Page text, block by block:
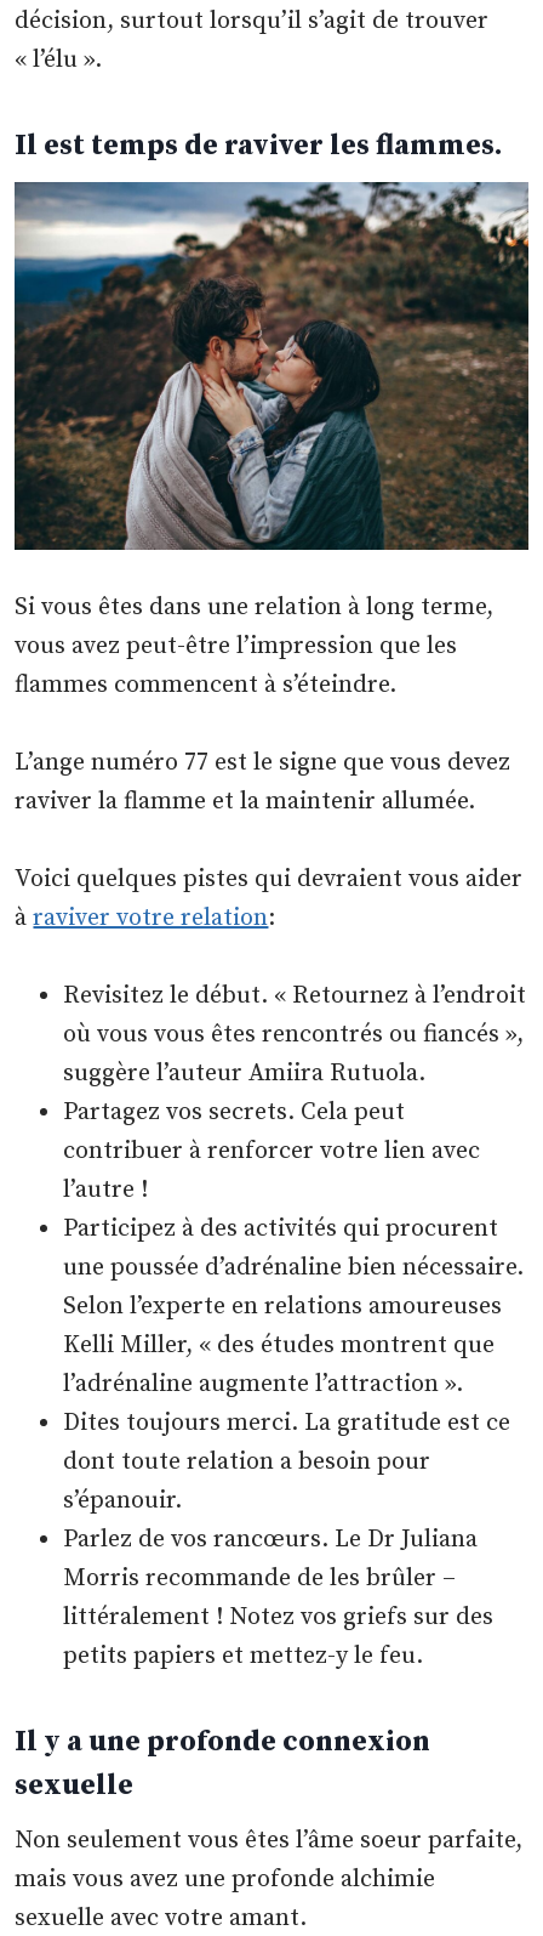
décision, surtout lorsqu’il s’agit de trouver
« l’élu ».
Il est temps de raviver les flammes.
Si vous êtes dans une relation à long terme,
vous avez peut-être l’impression que les
flammes commencent à s’éteindre.
L’ange numéro 77 est le signe que vous devez
raviver la flamme et la maintenir allumée.
Voici quelques pistes qui devraient vous aider
àraviver votre relation:
Revisitez le début. « Retournez à l’endroit
où vous vous êtes rencontrés ou fiancés »,
suggère l’auteur Amiira Rutuola.
Partagez vos secrets. Cela peut
contribuer à renforcer votre lien avec
l’autre !
Participez à des activités qui procurent
une poussée d’adrénaline bien nécessaire.
Selon l’experte en relations amoureuses
Kelli Miller, « des études montrent que
l’adrénaline augmente l’attraction ».
Dites toujours merci. La gratitude est ce
dont toute relation a besoin pour
s’épanouir.
Parlez de vos rancœurs. Le Dr Juliana
Morris recommande de les brûler –
littéralement ! Notez vos griefs sur des
petits papiers et mettez-y le feu.
Il y a une profonde connexion
sexuelle
Non seulement vous êtes l’âme soeur parfaite,
mais vous avez une profonde alchimie
sexuelle avec votre amant.